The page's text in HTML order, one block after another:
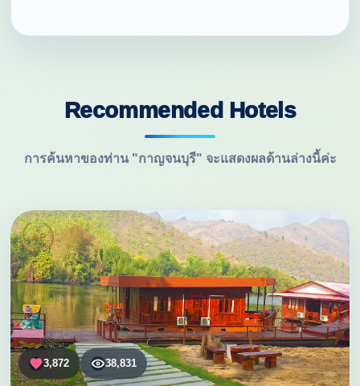
Recommended Hotels
การค้นหาของท่าน "กาญจนบุรี" จะแสดงผลด้านล่างนี้ค่ะ
3,872 38,831